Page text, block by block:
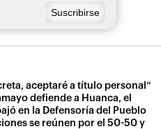
aceptaré a título personal”
defiende a Huanca, el
en la Defensoría del Pueblo
se reúnen por el 50-50 y